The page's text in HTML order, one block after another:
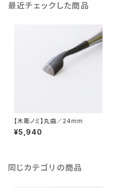
最近チェックした商品
【木彫ノミ】丸曲／24mm
¥5,940
同じカテゴリの商品